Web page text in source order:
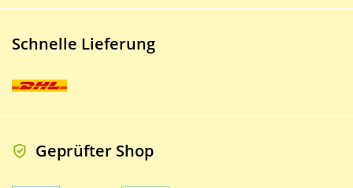
Schnelle Lieferung
Geprüfter Shop